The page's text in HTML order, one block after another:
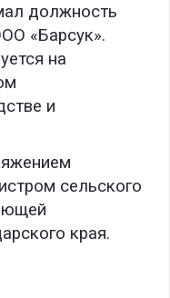
должность
«Барсук».
на
и
сельского
края.